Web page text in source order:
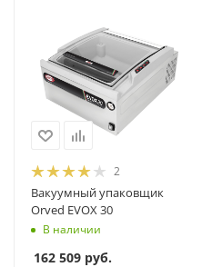
2
Вакуумный упаковщик
Orved EVOX 30
В наличии
162 509 руб.